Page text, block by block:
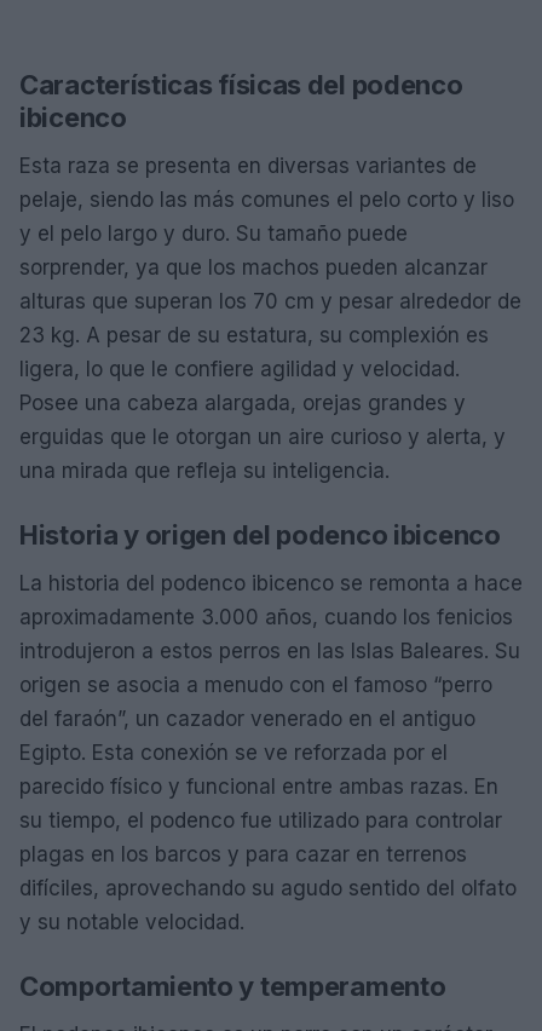
Características físicas del podenco
ibicenco
Esta raza se presenta en diversas variantes de
pelaje, siendo las más comunes el pelo corto y liso
y el pelo largo y duro. Su tamaño puede
sorprender, ya que los machos pueden alcanzar
alturas que superan los 70 cm y pesar alrededor de
23 kg. A pesar de su estatura, su complexión es
ligera, lo que le confiere agilidad y velocidad.
Posee una cabeza alargada, orejas grandes y
erguidas que le otorgan un aire curioso y alerta, y
una mirada que refleja su inteligencia.
Historia y origen del podenco ibicenco
La historia del podenco ibicenco se remonta a hace
aproximadamente 3.000 años, cuando los fenicios
introdujeron a estos perros en las Islas Baleares. Su
origen se asocia a menudo con el famoso “perro
del faraón”, un cazador venerado en el antiguo
Egipto. Esta conexión se ve reforzada por el
parecido físico y funcional entre ambas razas. En
su tiempo, el podenco fue utilizado para controlar
plagas en los barcos y para cazar en terrenos
difíciles, aprovechando su agudo sentido del olfato
y su notable velocidad.
Comportamiento y temperamento